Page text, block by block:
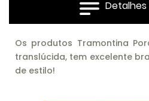
Os produtos Tramontina
translúcida, tem excelente
de estilo!